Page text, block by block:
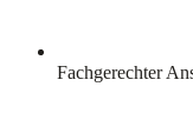
Fachgerechter